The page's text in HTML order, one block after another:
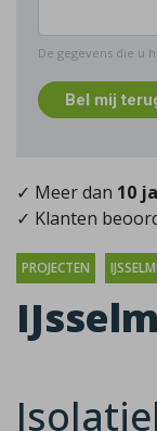
De gegevens die u
Bel mij
✓ Meer dan 10
✓ Klanten
PROJECTEN